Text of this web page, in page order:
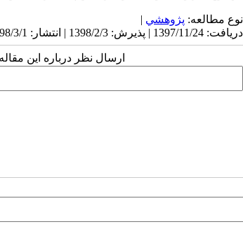
نوع مطالعه: پژوهشي |
دریافت: 1397/11/24 | پذیرش: 1398/2/3 | انتشار: 1398/3/1
ارسال نظر درباره این